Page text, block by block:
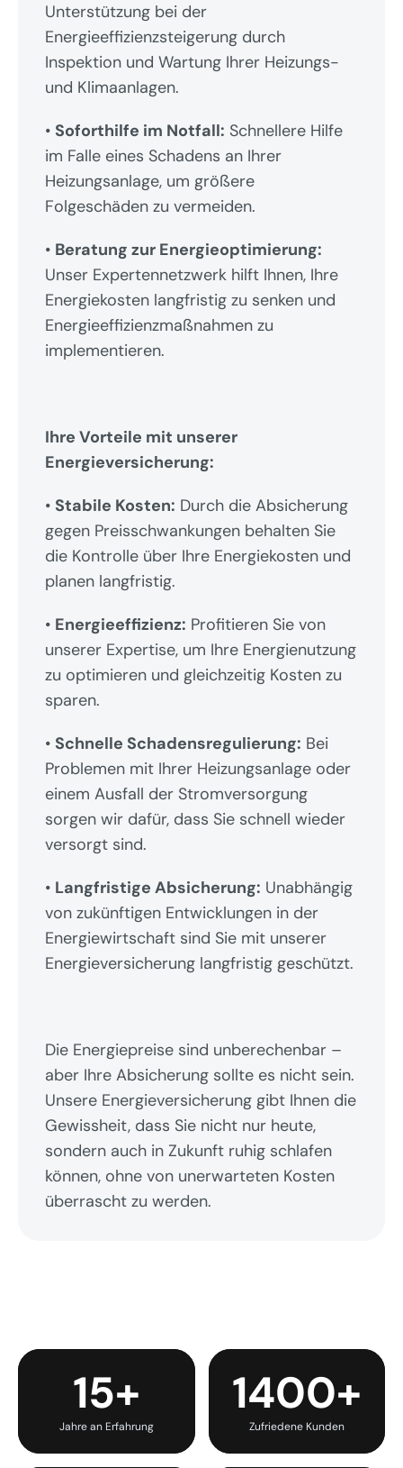
Unterstützung bei der
Energieeffizienzsteigerung durch
Inspektion und Wartung Ihrer Heizungs-
und Klimaanlagen.
• Soforthilfe im Notfall: Schnellere Hilfe
im Falle eines Schadens an Ihrer
Heizungsanlage, um größere
Folgeschäden zu vermeiden.
• Beratung zur Energieoptimierung:
Unser Expertennetzwerk hilft Ihnen, Ihre
Energiekosten langfristig zu senken und
Energieeffizienzmaßnahmen zu
implementieren.
Ihre Vorteile mit unserer
Energieversicherung:
• Stabile Kosten: Durch die Absicherung
gegen Preisschwankungen behalten Sie
die Kontrolle über Ihre Energiekosten und
planen langfristig.
• Energieeffizienz: Profitieren Sie von
unserer Expertise, um Ihre Energienutzung
zu optimieren und gleichzeitig Kosten zu
sparen.
• Schnelle Schadensregulierung: Bei
Problemen mit Ihrer Heizungsanlage oder
einem Ausfall der Stromversorgung
sorgen wir dafür, dass Sie schnell wieder
versorgt sind.
• Langfristige Absicherung: Unabhängig
von zukünftigen Entwicklungen in der
Energiewirtschaft sind Sie mit unserer
Energieversicherung langfristig geschützt.
Die Energiepreise sind unberechenbar –
aber Ihre Absicherung sollte es nicht sein.
Unsere Energieversicherung gibt Ihnen die
Gewissheit, dass Sie nicht nur heute,
sondern auch in Zukunft ruhig schlafen
können, ohne von unerwarteten Kosten
überrascht zu werden.
15+
Jahre an Erfahrung
1400+
Zufriedene Kunden